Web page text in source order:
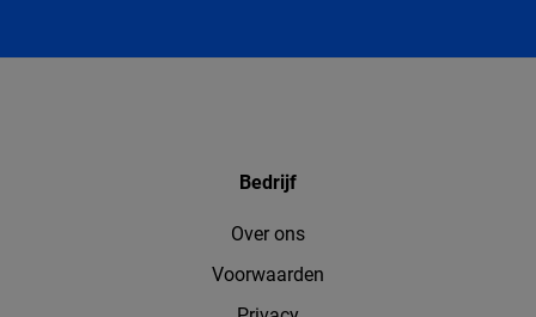
Bedrijf
Over ons
Voorwaarden